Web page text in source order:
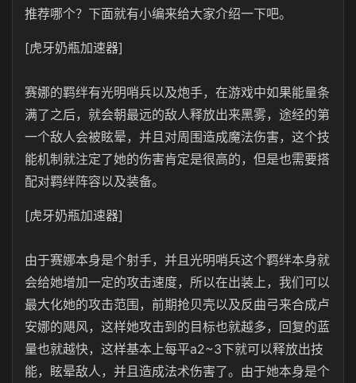
推荐哪个？下面就有小编来给大家介绍一下吧。
[虎牙奶瓶加速器]
赛娜的羁绊有光明哨兵以及炮手，在游戏中如果能量条
满了之后，就会朝最远的敌人释放出来黑雾，途经的第
一个敌人会被眩晕，并且对周围造成魔法伤害，这个技
能机制就注定了她的伤害肯定是很高的，但是也需要搭
配对羁绊阵容以及装备。
[虎牙奶瓶加速器]
由于赛娜本身是个射手，并且光明哨兵这个羁绊本身就
会给她增加一定的攻击速度，所以在出装上，我们可以
最大化她的攻击范围，前期抢贝壳以及反曲弓来合成卢
安娜的飓风，这样她攻击到的目标也就越多，回复的蓝
量也就越快，这样基本上每平a2~3下就可以释放出技
能，眩晕敌人，并且造成法术伤害了。由于她本身是个